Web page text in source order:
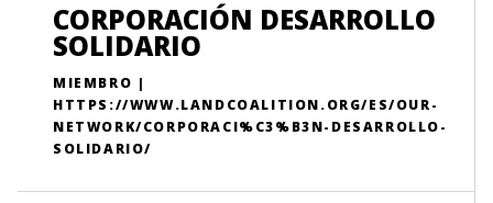
CORPORACIÓN DESARROLLO
SOLIDARIO
MIEMBRO |
HTTPS://WWW.LANDCOALITION.ORG/ES/OUR-
NETWORK/CORPORACI%C3%B3N-DESARROLLO-
SOLIDARIO/